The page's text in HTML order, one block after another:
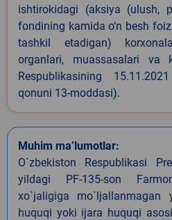
ishtirokidagi (aksiya (ulush,
fondining kamida o‘n besh
tashkil etadigan)
organlari, muassasalari va
Respublikasining
qonuni 13-moddasi).
Muhim ma’lumotlar:
O`zbekiston Respublikasi
yildagi PF-135-son
xo`jaligiga mo`ljallanmagan
huquqi yoki ijara huquqi